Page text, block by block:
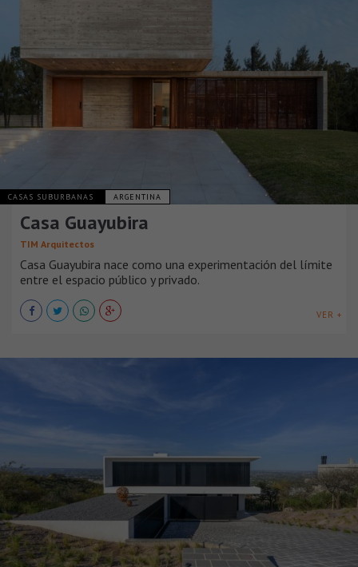
CASAS SUBURBANAS ARGENTINA
Casa Guayubira
TIM Arquitectos
Casa Guayubira nace como una experimentación del límite
entre el espacio público y privado.
VER +